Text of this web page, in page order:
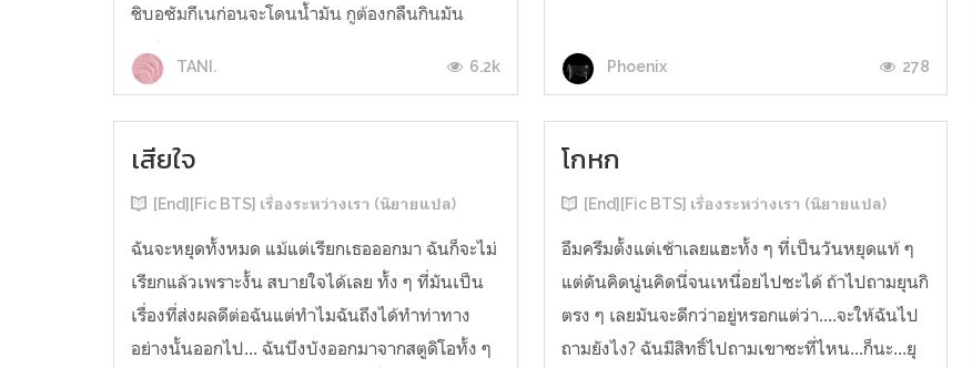
ชิบอซัมกีเนก่อนจะโดนน้ำมัน กูต้องกลืนกินมัน
ซะก่...
TANI. 6.2k Phoenix 278
เสียใจ
[End][Fic BTS] เรื่องระหว่างเรา (นิยายแปล)
ฉันจะหยุดทั้งหมด แม้แต่เรียกเธอออกมา ฉันก็จะไม่
เรียกแล้วเพราะงั้น สบายใจได้เลย ทั้ง ๆ ที่มันเป็น
เรื่องที่ส่งผลดีต่อฉันแต่ทำไมฉันถึงได้ทำท่าทาง
อย่างนั้นออกไป... ฉันบึงบังออกมาจากสตูดิโอทั้ง ๆ
โกหก
[End][Fic BTS] เรื่องระหว่างเรา (นิยายแปล)
อึมครึมตั้งแต่เช้าเลยแฮะทั้ง ๆ ที่เป็นวันหยุดแท้ ๆ
แต่ดันคิดนู่นคิดนี่จนเหนื่อยไปซะได้ ถ้าไปถามยุนกิ
ตรง ๆ เลยมันจะดีกว่าอยู่หรอกแต่ว่า....จะให้ฉันไป
ถามยังไง? ฉันมีสิทธิ์ไปถามเขาซะที่ไหน...ก็นะ...ยุ